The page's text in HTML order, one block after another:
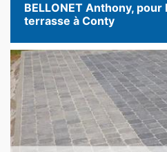
BELLONET Anthony,
terrasse à Conty